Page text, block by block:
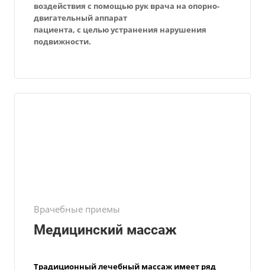
воздействия с помощью рук врача на опорно-
двигательный аппарат
пациента, с целью устранения нарушения
подвижности.
Врачебные приемы
Медицинский массаж
Традиционныйлечебный массаж имеет ряд